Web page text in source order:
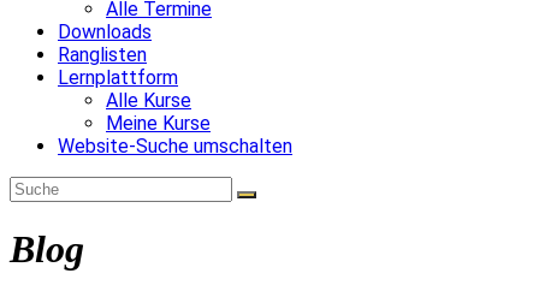
Alle Termine
Downloads
Ranglisten
Lernplattform
Alle Kurse
Meine Kurse
Website-Suche umschalten
Blog